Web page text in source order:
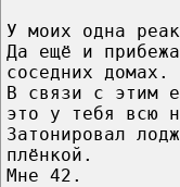
У моих одна
Да ещё и
соседних домах.
В связи с этим
это у тебя всю
Затонировал
плёнкой.
Мне 42.